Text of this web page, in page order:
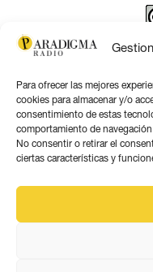
Para ofrecer las mejores
cookies para almacenar y/o
consentimiento de estas
comportamiento de
No consentir o retirar el
ciertas características y
Este obra está bajo